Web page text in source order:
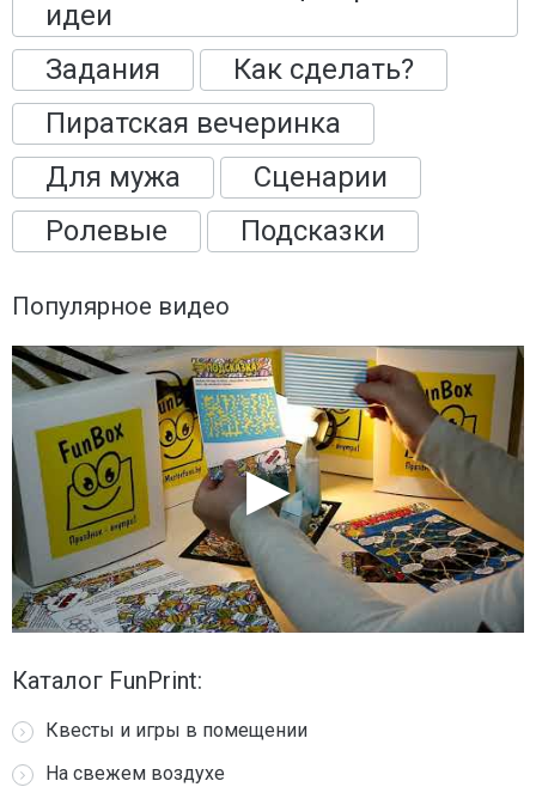
идеи
Задания
Как сделать?
Пиратская вечеринка
Для мужа
Сценарии
Ролевые
Подсказки
Популярное видео
Каталог FunPrint:
Квесты и игры в помещении
На свежем воздухе